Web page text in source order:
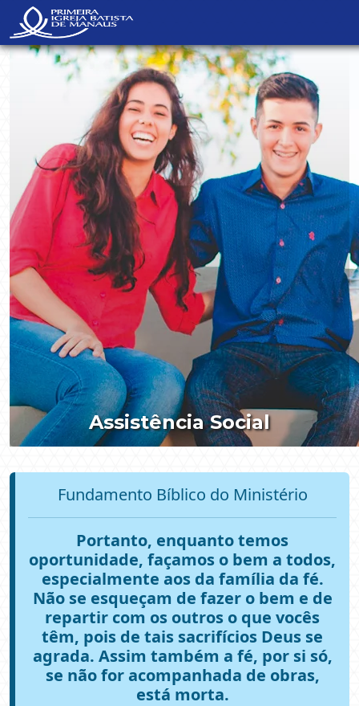
NavBar Oculta
Assistência Social
Fundamento Bíblico do Ministério
Portanto, enquanto temos
oportunidade, façamos o bem a todos,
especialmente aos da família da fé.
Não se esqueçam de fazer o bem e de
repartir com os outros o que vocês
têm, pois de tais sacrifícios Deus se
agrada. Assim também a fé, por si só,
se não for acompanhada de obras,
está morta.